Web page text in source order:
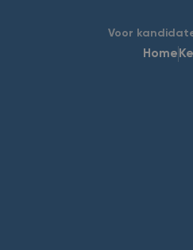
Voor
Home